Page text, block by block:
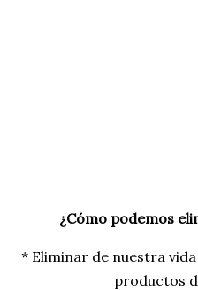
¿Cómo podemos
* Eliminar de nuestra
productos